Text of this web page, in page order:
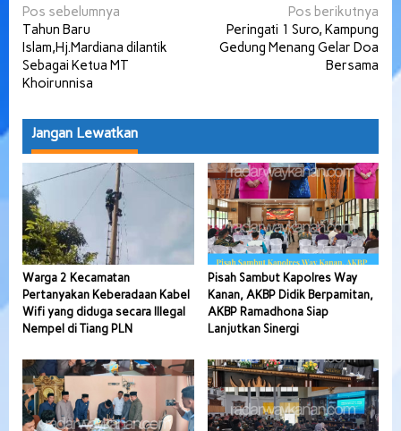
Navigasi
pos
Pos sebelumnya
Tahun Baru
Islam,Hj.Mardiana dilantik
Sebagai Ketua MT
Khoirunnisa
Pos berikutnya
Peringati 1 Suro, Kampung
Gedung Menang Gelar Doa
Bersama
Jangan Lewatkan
Warga 2 Kecamatan
Pertanyakan Keberadaan Kabel
Wifi yang diduga secara Illegal
Nempel di Tiang PLN
Pisah Sambut Kapolres Way
Kanan, AKBP Didik Berpamitan,
AKBP Ramadhona Siap
Lanjutkan Sinergi